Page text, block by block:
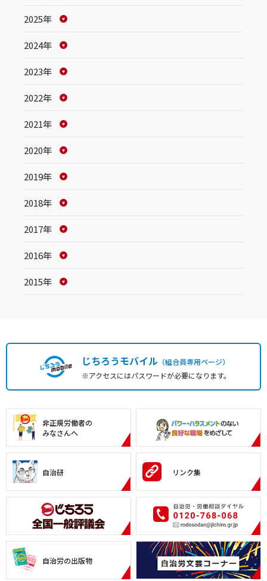
2025年
2024年
2023年
2022年
2021年
2020年
2019年
2018年
2017年
2016年
2015年
じちろうモバイル（組合員専用ページ）
※アクセスにはパスワードが必要になります。
非正規労働者の
みなさんへ
自治研 リンク集
自治労の出版物